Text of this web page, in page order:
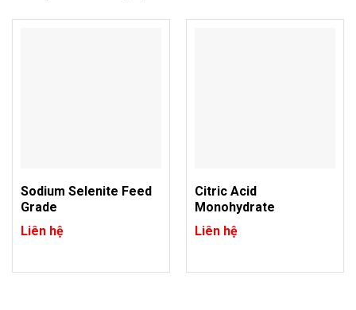
Sodium Selenite Feed
Grade
Liên hệ
Citric Acid
Monohydrate
Liên hệ